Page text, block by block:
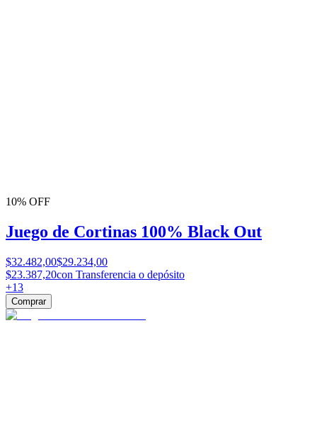
10% OFF
Juego de Cortinas 100% Black Out
$32.482,00$29.234,00
$23.387,20con Transferencia o depósito
+13
Comprar